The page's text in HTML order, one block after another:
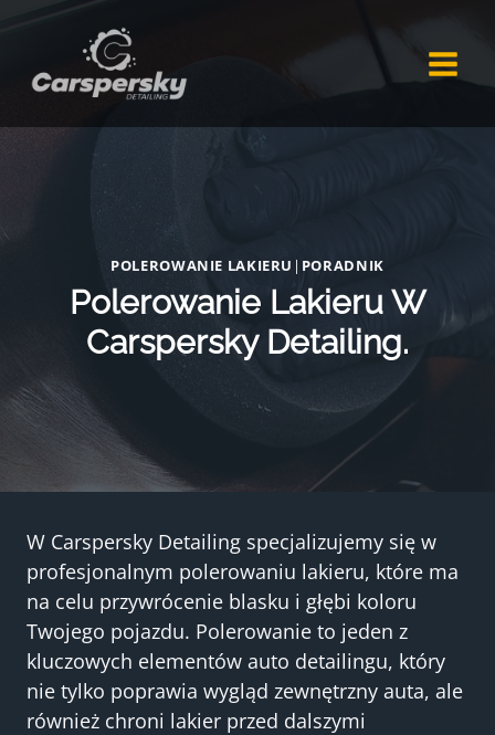
treści
POLEROWANIE LAKIERU | PORADNIK
Polerowanie Lakieru W
Carspersky Detailing.
W Carspersky Detailing specjalizujemy się w
profesjonalnym polerowaniu lakieru, które ma
na celu przywrócenie blasku i głębi koloru
Twojego pojazdu. Polerowanie to jeden z
kluczowych elementów auto detailingu, który
nie tylko poprawia wygląd zewnętrzny auta, ale
również chroni lakier przed dalszymi